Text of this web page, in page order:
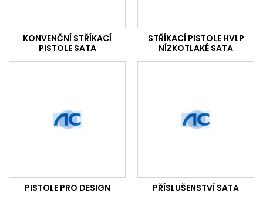
KONVENČNÍ STŘÍKACÍ
PISTOLE SATA
STŘÍKACÍ PISTOLE HVLP
NÍZKOTLAKÉ SATA
PISTOLE PRO DESIGN PŘÍSLUŠENSTVÍ SATA